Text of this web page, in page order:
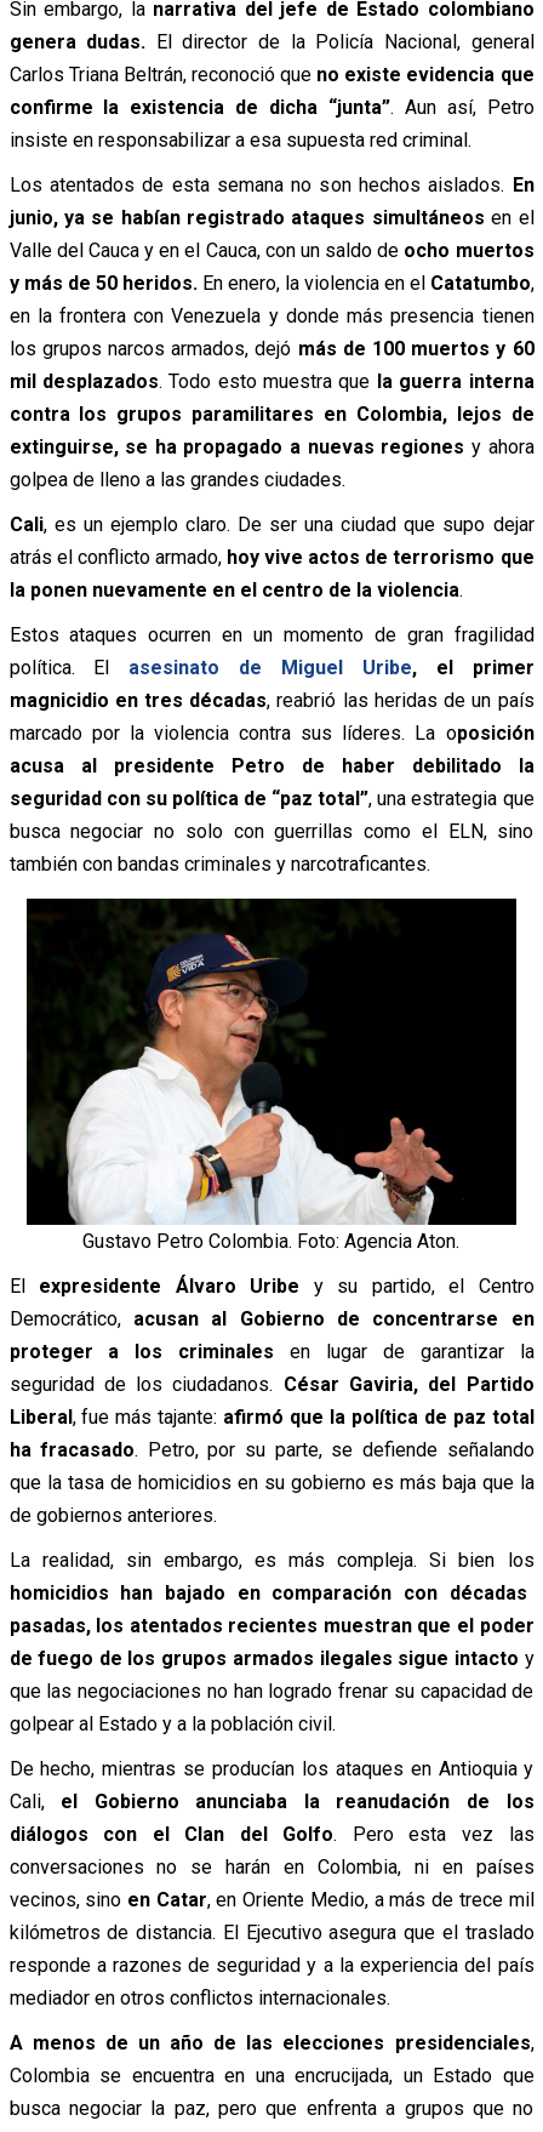
Sin embargo, lanarrativa del jefe de Estado colombiano
genera dudas. El director de la Policía Nacional, general
Carlos Triana Beltrán, reconoció que no existe evidencia que
confirme la existencia de dicha “junta”. Aun así, Petro
insiste en responsabilizar a esa supuesta red criminal.
Los atentados de esta semana no son hechos aislados. En
junio, ya se habían registrado ataques simultáneos en el
Valle del Cauca y en el Cauca, con un saldo de ocho muertos
y más de 50 heridos.En enero, la violencia en el Catatumbo,
en la frontera con Venezuela y donde más presencia tienen
los grupos narcos armados, dejó más de 100 muertos y 60
mil desplazados. Todo esto muestra que la guerra interna
contra los grupos paramilitares en Colombia, lejos de
extinguirse, se ha propagado a nuevas regiones y ahora
golpea de lleno a las grandes ciudades.
Cali, es un ejemplo claro. De ser una ciudad que supo dejar
atrás el conflicto armado, hoy vive actos de terrorismo que
la ponen nuevamente en el centro de la violencia.
Estos ataques ocurren en un momento de gran fragilidad
política. El asesinato de Miguel Uribe, el primer
magnicidio en tres décadas, reabrió las heridas de un país
marcado por la violencia contra sus líderes. La oposición
acusa al presidente Petro de haber debilitado la
seguridad con su política de “paz total”, una estrategia que
busca negociar no solo con guerrillas como el ELN, sino
también con bandas criminales y narcotraficantes.
Gustavo Petro Colombia. Foto: Agencia Aton.
El expresidente Álvaro Uribe y su partido, el Centro
Democrático,acusan al Gobierno de concentrarse en
proteger a los criminales en lugar de garantizar la
seguridad de los ciudadanos. César Gaviria, del Partido
Liberal , fue más tajante: afirmó que la política de paz total
ha fracasado. Petro, por su parte, se defiende señalando
que la tasa de homicidios en su gobierno es más baja que la
de gobiernos anteriores.
La realidad, sin embargo, es más compleja. Si bien los
homicidios han bajado en comparación con décadas
pasadas, los atentados recientes muestran que el poder
de fuego de los grupos armados ilegales sigue intacto y
que las negociaciones no han logrado frenar su capacidad de
golpear al Estado y a la población civil.
De hecho, mientras se producían los ataques en Antioquia y
Cali, el Gobierno anunciaba la reanudación de los
diálogos con el Clan del Golfo. Pero esta vez las
conversaciones no se harán en Colombia, ni en países
vecinos, sino en Catar, en Oriente Medio, a más de trece mil
kilómetros de distancia. El Ejecutivo asegura que el traslado
responde a razones de seguridad y a la experiencia del país
mediador en otros conflictos internacionales.
A menos de un año de las elecciones presidenciales,
Colombia se encuentra en una encrucijada, un Estado que
busca negociar la paz, pero que enfrenta a grupos que no